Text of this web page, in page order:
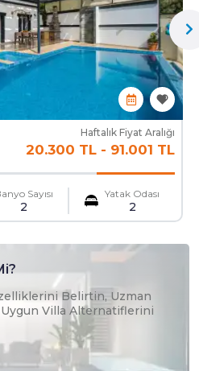
Bilgi
Su Kullanımı
Haftalık Fiyat Aralığı
20.300 TL - 91.001 TL
Sayısı
2
Yatak Odası
2
Belirtin, Uzman
Uygun Villa Alternatiflerini